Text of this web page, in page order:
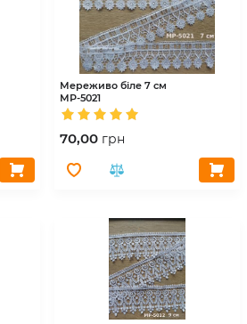
Мереживо біле 7 см
МР-5021
70,00 грн